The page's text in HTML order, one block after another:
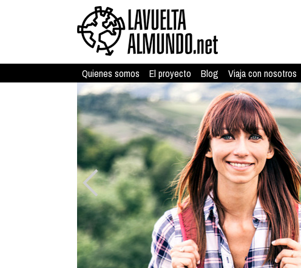
Quienes somos El proyecto Blog Viaja con nosotros